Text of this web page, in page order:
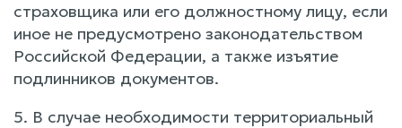
страховщика или его должностному лицу, если
иное не предусмотрено законодательством
Российской Федерации, а также изъятие
подлинников документов.
5. В случае необходимости территориальный